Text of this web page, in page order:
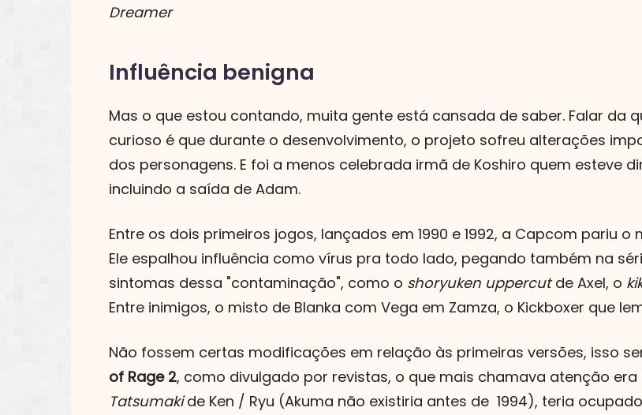
áudio
Dreamer
Influência benigna
Mas o que estou contando, muita gente está cansada de saber. Falar da
curioso é que durante o desenvolvimento, o projeto sofreu alterações
dos personagens. E foi a menos celebrada irmã de Koshiro quem esteve
incluindo a saída de Adam.
Entre os dois primeiros jogos, lançados em 1990 e 1992, a Capcom pariu o
Ele espalhou influência como vírus pra todo lado, pegando também na
sintomas dessa "contaminação", como o shoryuken uppercutde Axel, o
Entre inimigos, o misto de Blanka com Vega em Zamza, o Kickboxer que
Não fossem certas modificações em relação às primeiras versões, isso
of Rage 2, como divulgado por revistas, o que mais chamava atenção era
Tatsumakide Ken / Ryu (Akuma não existiria antes de 1994), teria